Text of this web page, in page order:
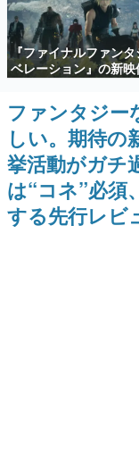
新世
これか
の姿を
ゲー
ゲーム
日本の
画です。
日本
日本の
ルを網
解説を
『ファイナルファン
ベレーション』の新
26日早朝に公開へ。
メイクシリーズの完結
「gamescom」のオ
ナイトライブにてデ
の浜口直樹氏が登壇す
ファンタジー
しい。期待の
挙活動がガチ
は“コネ”必須
する先行レビ